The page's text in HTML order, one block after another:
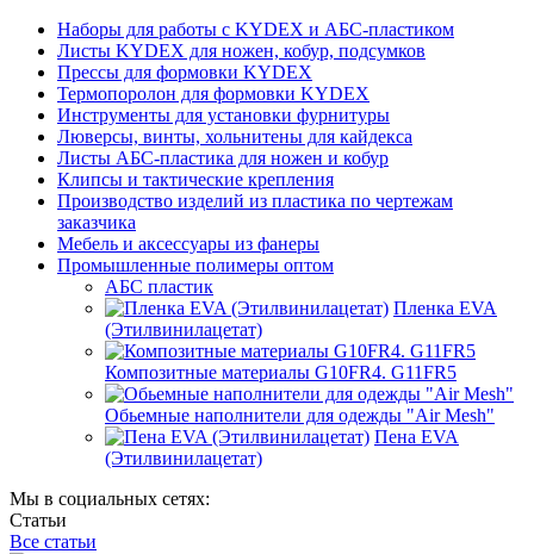
Наборы для работы с KYDEX и АБС-пластиком
Листы KYDEX для ножен, кобур, подсумков
Прессы для формовки KYDEX
Термопоролон для формовки KYDEX
Инструменты для установки фурнитуры
Люверсы, винты, хольнитены для кайдекса
Листы АБС-пластика для ножен и кобур
Клипсы и тактические крепления
Производство изделий из пластика по чертежам
заказчика
Мебель и аксессуары из фанеры
Промышленные полимеры оптом
АБС пластик
Пленка EVA
(Этилвинилацетат)
Композитные материалы G10FR4. G11FR5
Обьемные наполнители для одежды "Air Mesh"
Пена EVA
(Этилвинилацетат)
Мы в социальных сетях:
Статьи
Все статьи